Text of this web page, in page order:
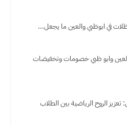
في ابوظبي والعين ما يجعل...
وابو ظبي خصومات وتخفيضات
الروح الرياضية بين الطلاب